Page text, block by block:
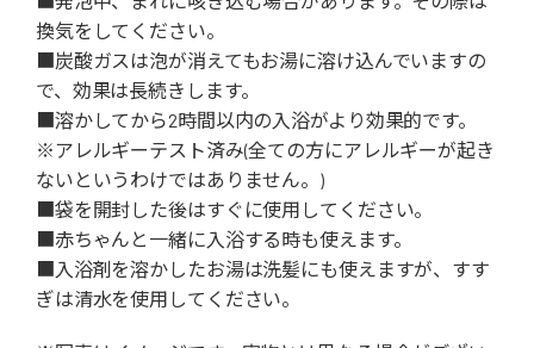
換気をしてください。
■炭酸ガスは泡が消えてもお湯に溶け込んでいますの
で、効果は長続きします。
■溶かしてから2時間以内の入浴がより効果的です。
※アレルギーテスト済み(全ての方にアレルギーが起き
ないというわけではありません。)
■袋を開封した後はすぐに使用してください。
■赤ちゃんと一緒に入浴する時も使えます。
■入浴剤を溶かしたお湯は洗髪にも使えますが、すす
ぎは清水を使用してください。